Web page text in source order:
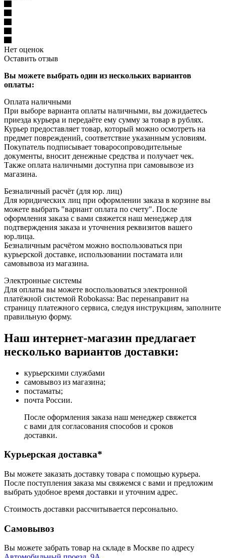
Нет оценок
Оставить отзыв
Вы можете выбрать один из нескольких вариантов
оплаты:
Оплата наличными
При выборе варианта оплаты наличными, вы дожидаетесь
приезда курьера и передаёте ему сумму за товар в рублях.
Курьер предоставляет товар, который можно осмотреть на
предмет повреждений, соответствие указанным условиям.
Покупатель подписывает товаросопроводительные
документы, вносит денежные средства и получает чек.
Также оплата наличными доступна при самовывозе из
магазина.
Безналичный расчёт (для юр. лиц)
Для юридических лиц при оформлении заказа в корзине вы
можете выбрать "вариант оплата по счету". После
оформления заказа с вами свяжется наш менеджер для
подтверждения заказа и уточнения реквизитов вашего
юр.лица.
Безналичным расчётом можно воспользоваться при
курьерской доставке, использовании постамата или
самовывоза из магазина.
Электронные системы
Для оплаты вы можете воспользоваться электронной
платёжной системой Robokassa: Вас перенаправит на
страницу платежного сервиса, следуя инструкциям, заполните
правильную форму.
Наш интернет-магазин предлагает
несколько вариантов доставки:
курьерскими службами
самовывоз из магазина;
постаматы;
почта России.
После оформления заказа наш менеджер свяжется
с вами для согласования способов и сроков
доставки.
Курьерская доставка*
Вы можете заказать доставку товара с помощью курьера.
После поступления заказа мы свяжемся с вами и предложим
выбрать удобное время доставки и уточним адрес.
Стоимость доставки рассчитывается персонально.
Самовывоз
Вы можете забрать товар на складе в Москве по адресу